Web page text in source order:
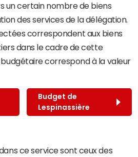
un certain nombre de biens
des services de la délégation.
correspondent aux biens
dans le cadre de cette
correspond à la valeur
Budget de
Lespinassière
ce service sont ceux des